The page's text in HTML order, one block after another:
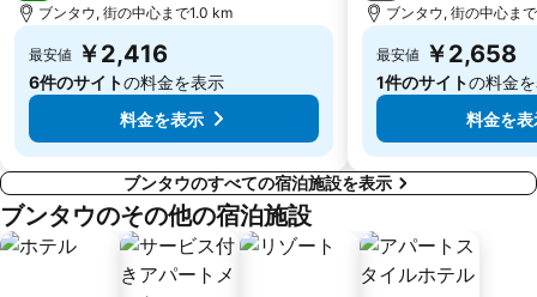
ブンタウ, 街の中心まで1.0 km
最安値 ￥2,416
6件のサイトの料金を表示
料金を表示
ブンタウ, 街の中心ま
最安値 ￥2,658
1件のサイトの料金
料金を表
ブンタウのすべての宿泊施設を表示
ブンタウのその他の宿泊施設